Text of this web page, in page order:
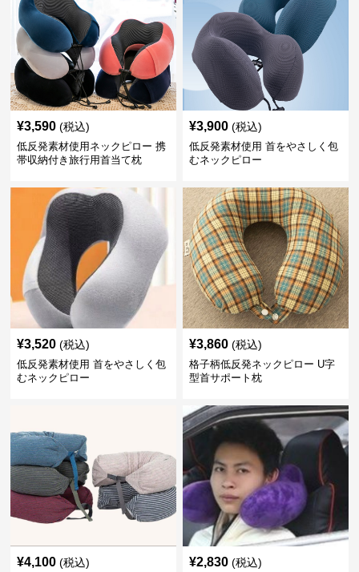
¥3,590 (税込)
低反発素材使用ネックピロー 携
帯収納付き旅行用首当て枕
¥3,900 (税込)
低反発素材使用 首をやさしく包
むネックピロー
¥3,520 (税込)
低反発素材使用 首をやさしく包
むネックピロー
¥3,860 (税込)
格子柄低反発ネックピロー U字
型首サポート枕
¥4,100 (税込) ¥2,830 (税込)